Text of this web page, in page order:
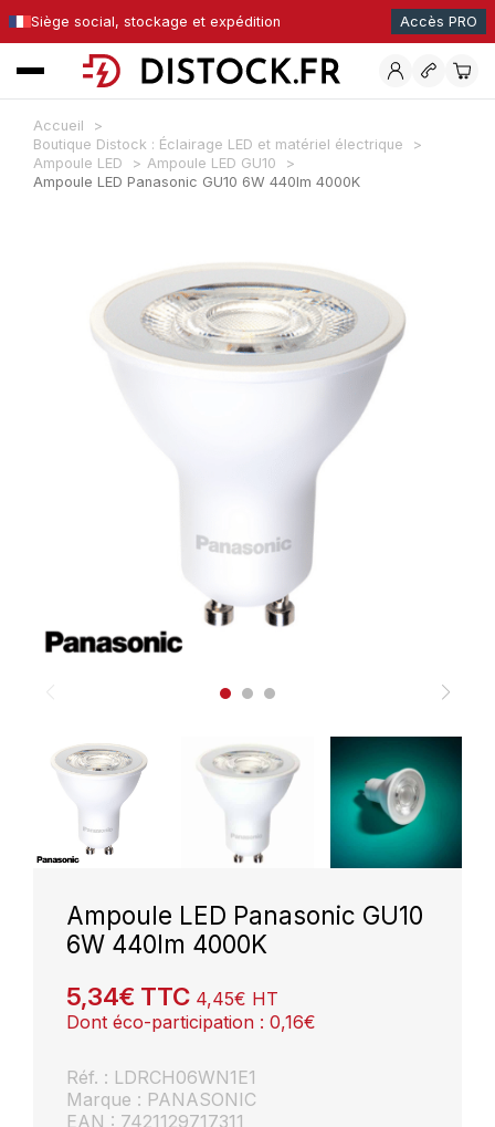
Siège social, stockage et expédition Accès PRO
Accueil
Boutique Distock : Éclairage LED et matériel électrique
Ampoule LED
Ampoule LED GU10
Ampoule LED Panasonic GU10 6W 440lm 4000K
Ampoule LED Panasonic GU10
6W 440lm 4000K
5,34€ TTC 4,45€ HT
Dont éco-participation : 0,16€
Réf. : LDRCH06WN1E1
Marque : PANASONIC
EAN : 7421129717311